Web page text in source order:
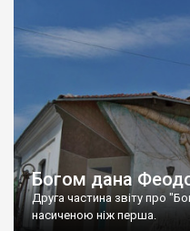
Богом дана
Друга частина звіту про
насиченою ніж перша.